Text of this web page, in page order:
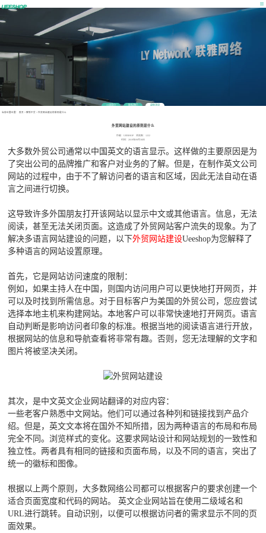
公司简介 联系我们 最新消息
当前位置位置： 首页 > 营销干货> 外贸网站建设的原则是什么
外贸网站建设的原则是什么
作者：UEESHOP 浏览数：1222
时间：2019年09月30日
大多数外贸公司通常以中国英文的语言显示。这样做的主要原因是为
了突出公司的品牌推广和客户对业务的了解。但是，在制作英文公司
网站的过程中，由于不了解访问者的语言和区域，因此无法自动在语
言之间进行切换。
这导致许多外国朋友打开该网站以显示中文或其他语言。信息，无法
阅读，甚至无法关闭页面。这造成了外贸网站客户流失的现象。为了
解决多语言网站建设的问题，以下外贸网站建设Ueeshop为您解释了
多种语言的网站设置原理。
首先，它是网站访问速度的限制：
例如，如果主持人在中国，则国内访问用户可以更快地打开网页，并
可以及时找到所需信息。对于目标客户为美国的外贸公司，您应尝试
选择本地主机来构建网站。本地客户可以非常快速地打开网页。语言
自动判断是影响访问者印象的标准。根据当地的阅读语言进行开放，
根据网站的信息和导航查看将非常有趣。否则，您无法理解的文字和
图片将被坚决关闭。
其次，是中文英文企业网站翻译的对应内容：
一些老客户熟悉中文网站。他们可以通过各种列和链接找到产品介
绍。但是，英文文本将在国外不知所措，因为两种语言的布局和布局
完全不同。浏览样式的变化。这要求网站设计和网站规划的一致性和
独立性。两者具有相同的链接和页面布局，以及不同的语言，突出了
统一的徽标和图像。
根据以上两个原则，大多数网络公司都可以根据客户的要求创建一个
适合页面宽度和代码的网站。 英文企业网站旨在使用二级域名和
URL进行跳转。自动识别，以便可以根据访问者的需求显示不同的页
面效果。